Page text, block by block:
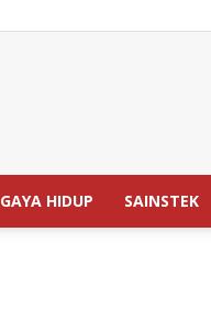
GAYA HIDUP SAINSTEK